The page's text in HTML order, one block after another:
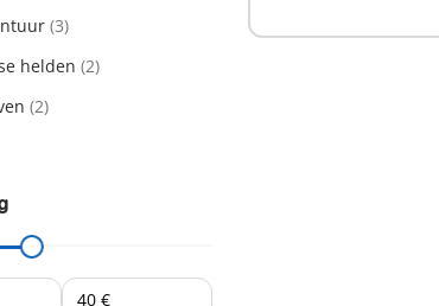
(3)
helden (2)
(2)